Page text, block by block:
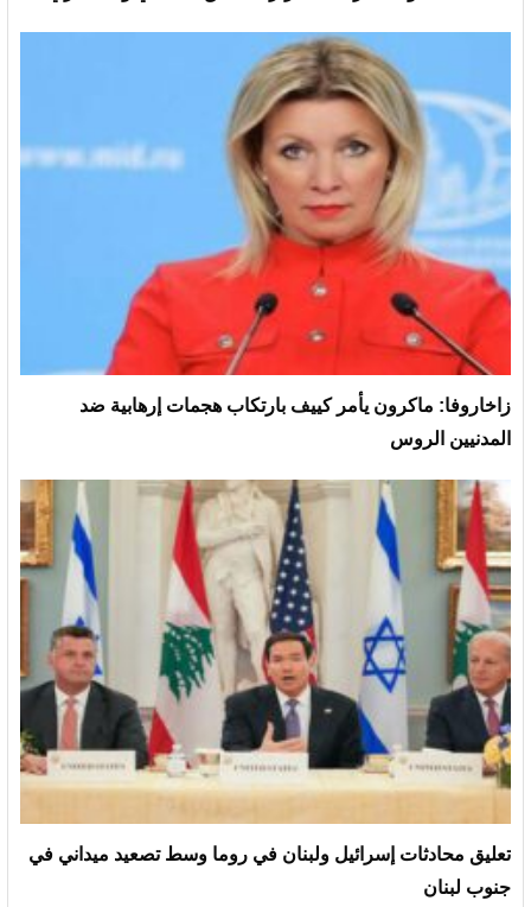
زاخاروفا: ماكرون يأمر كييف بارتكاب هجمات إرهابية ضد
المدنيين الروس
تعليق محادثات إسرائيل ولبنان في روما وسط تصعيد ميداني في
جنوب لبنان